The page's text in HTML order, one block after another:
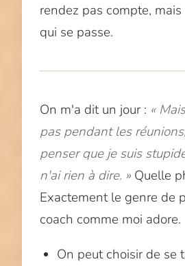
rendez pas compte,
qui se passe.
On m'a dit un jour : «
pas pendant les
penser que je suis
n'ai rien à dire. »Quelle
Exactement le genre de
coach comme moi adore.
On peut choisir de se